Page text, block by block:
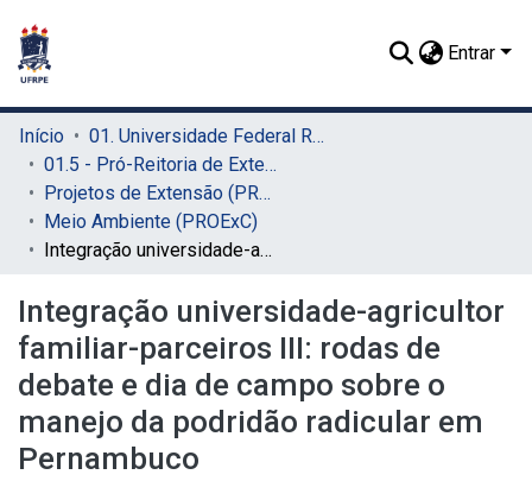
Entrar
Início
01. Universidade Federal Rural de Pernambuco - UFRPE (Sede)
01.5 - Pró-Reitoria de Extensão, Cultura e Cidadania (PROExC)
Projetos de Extensão (PROExC)
Meio Ambiente (PROExC)
Integração universidade-agricultor familiar-parceiros III: rodas de debate e dia de campo sobre o manejo da podridão radicular em Pernambuco
Integração universidade-agricultor
familiar-parceiros III: rodas de
debate e dia de campo sobre o
manejo da podridão radicular em
Pernambuco